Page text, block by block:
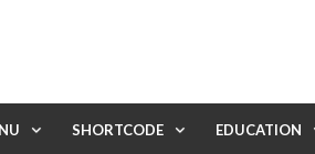
SHORTCODE EDUCATION